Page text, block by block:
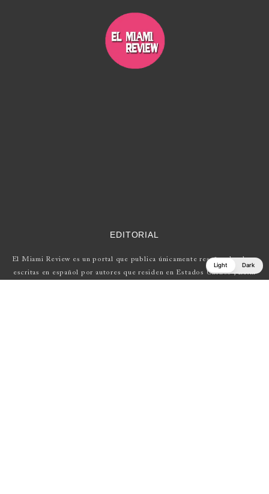
EDITORIAL
El Miami Review es un portal que publica únicamente reseñas de obras
escritas en español por autores que residen en Estados Unidos , Latin
Light Dark